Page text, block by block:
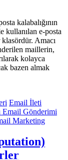
kalabalığının
kullanılan e-posta
Amacı
maillerin,
kolayca
bazen almak
Email İleti
Email Gönderimi
Marketing